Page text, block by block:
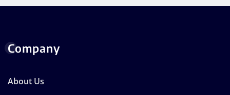
Company
About Us